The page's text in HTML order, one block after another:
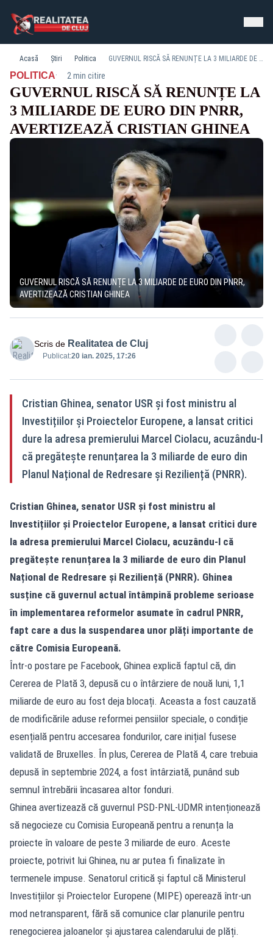
Acasă Știri Politica GUVERNUL RISCĂ SĂ RENUNȚE LA 3 MILIARDE DE EURO DIN PNRR, AVERTIZEAZĂ CRISTIAN GHINEA
POLITICA· 2 min citire
GUVERNUL RISCĂ SĂ RENUNȚE LA
3 MILIARDE DE EURO DIN PNRR,
AVERTIZEAZĂ CRISTIAN GHINEA
GUVERNUL RISCĂ SĂ RENUNȚE LA 3 MILIARDE DE EURO DIN PNRR,
AVERTIZEAZĂ CRISTIAN GHINEA
Scris de Realitatea de Cluj
Publicat:20 ian. 2025, 17:26
Cristian Ghinea, senator USR și fost ministru al
Investițiilor și Proiectelor Europene, a lansat critici
dure la adresa premierului Marcel Ciolacu, acuzându-l
că pregătește renunțarea la 3 miliarde de euro din
Planul Național de Redresare și Reziliență (PNRR).
Cristian Ghinea, senator USR și fost ministru al
Investițiilor și Proiectelor Europene, a lansat critici dure
la adresa premierului Marcel Ciolacu, acuzându-l că
pregătește renunțarea la 3 miliarde de euro din Planul
Național de Redresare și Reziliență (PNRR). Ghinea
susține că guvernul actual întâmpină probleme serioase
în implementarea reformelor asumate în cadrul PNRR,
fapt care a dus la suspendarea unor plăți importante de
către Comisia Europeană.
Într-o postare pe Facebook, Ghinea explică faptul că, din
Cererea de Plată 3, depusă cu o întârziere de nouă luni, 1,1
miliarde de euro au fost deja blocați. Aceasta a fost cauzată
de modificările aduse reformei pensiilor speciale, o condiție
esențială pentru accesarea fondurilor, care inițial fusese
validată de Bruxelles. În plus, Cererea de Plată 4, care trebuia
depusă în septembrie 2024, a fost întârziată, punând sub
semnul întrebării încasarea altor fonduri.
Ghinea avertizează că guvernul PSD-PNL-UDMR intenționează
să negocieze cu Comisia Europeană pentru a renunța la
proiecte în valoare de peste 3 miliarde de euro. Aceste
proiecte, potrivit lui Ghinea, nu ar putea fi finalizate în
termenele impuse. Senatorul critică și faptul că Ministerul
Investițiilor și Proiectelor Europene (MIPE) operează într-un
mod netransparent, fără să comunice clar planurile pentru
renegocierea jaloanelor și ajustarea calendarului de plăți.